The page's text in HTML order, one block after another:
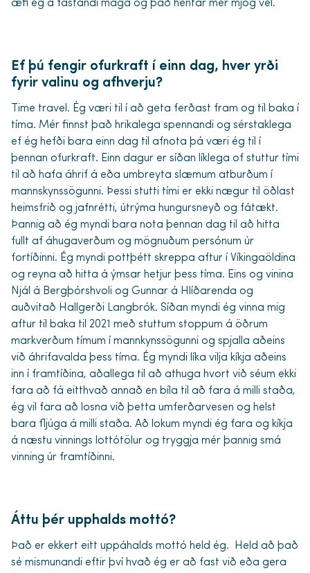
æfi ég á fastandi maga og það hentar mér mjög vel.
Ef þú fengir ofurkraft í einn dag, hver yrði
fyrir valinu og afhverju?
Time travel. Ég væri til í að geta ferðast fram og til baka í
tíma. Mér finnst það hrikalega spennandi og sérstaklega
ef ég hefði bara einn dag til afnota þá væri ég til í
þennan ofurkraft. Einn dagur er síðan líklega of stuttur tími
til að hafa áhrif á eða umbreyta slæmum atburðum í
mannskynssögunni. Þessi stutti tími er ekki nægur til öðlast
heimsfrið og jafnrétti, útrýma hungursneyð og fátækt.
Þannig að ég myndi bara nota þennan dag til að hitta
fullt af áhugaverðum og mögnuðum persónum úr
fortíðinni. Ég myndi pottþétt skreppa aftur í Víkingaöldina
og reyna að hitta á ýmsar hetjur þess tíma. Eins og vinina
Njál á Bergþórshvoli og Gunnar á Hlíðarenda og
auðvitað Hallgerði Langbrók. Síðan myndi ég vinna mig
aftur til baka til 2021 með stuttum stoppum á öðrum
markverðum tímum í mannkynssögunni og spjalla aðeins
við áhrifavalda þess tíma. Ég myndi líka vilja kíkja aðeins
inn í framtíðina, aðallega til að athuga hvort við séum ekki
fara að fá eitthvað annað en bíla til að fara á milli staða,
ég vil fara að losna við þetta umferðarvesen og helst
bara fljúga á milli staða. Að lokum myndi ég fara og kíkja
á næstu vinnings lottótölur og tryggja mér þannig smá
vinning úr framtíðinni.
Áttu þér upphalds mottó?
Það er ekkert eitt uppáhalds mottó held ég. Held að það
sé mismunandi eftir því hvað ég er að fast við eða gera